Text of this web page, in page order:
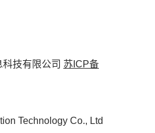
技有限公司 苏ICP备
Technology Co., Ltd